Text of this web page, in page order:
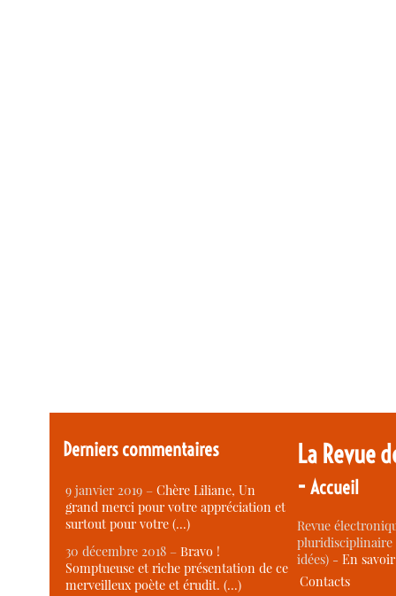
Derniers commentaires
9 janvier 2019 –Chère Liliane, Un
grand merci pour votre appréciation et
surtout pour votre (…)
30 décembre 2018 –Bravo !
Somptueuse et riche présentation de ce
merveilleux poète et érudit. (…)
La Revue
-Accueil
Revue
idées) -En
Contacts